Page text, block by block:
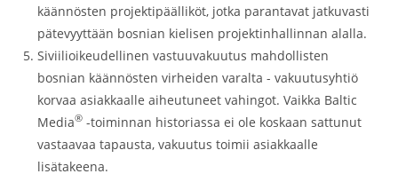
käännösten projektipäälliköt, jotka parantavat jatkuvasti
pätevyyttään bosnian kielisen projektinhallinnan alalla.
Siviilioikeudellinen vastuuvakuutus mahdollisten
bosnian käännösten virheiden varalta - vakuutusyhtiö
korvaa asiakkaalle aiheutuneet vahingot. Vaikka Baltic
Media® -toiminnan historiassa ei ole koskaan sattunut
vastaavaa tapausta, vakuutus toimii asiakkaalle
lisätakeena.